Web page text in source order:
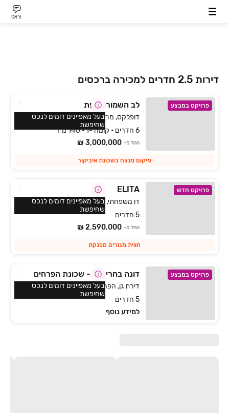
צ׳אט
דירות 2.5 חדרים למכירה ברכסים
פרויקט במבצע לב השמורה צפת
דופלקס, מרום כנען איביקור, צפת
6 חדרים • קומה -1 • 140 מ״ר
החל מ- 3,000,000 ₪
מיקום מנצח בשכונת איביקור
בעל מאפיינים דומים לנכס
שחיפשת
פרויקט חדש ELITA
דו משפחתי, הפרחים, כפר ורדים
5 חדרים
החל מ- 2,590,000 ₪
חווית מגורים מפנקת
בעל מאפיינים דומים לנכס
שחיפשת
פרויקט במבצע דונה בחריש 2 - שכונת הפרחים
דירת גן, הפרחים, חריש
5 חדרים
למידע נוסף
בעל מאפיינים דומים לנכס
שחיפשת